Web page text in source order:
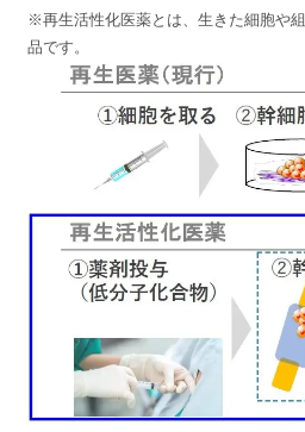
※再生活性化医薬とは、生きた細胞や
品です。